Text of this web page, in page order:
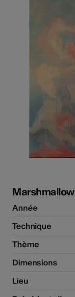
Année
Technique
Thème
Dimensions
Lieu